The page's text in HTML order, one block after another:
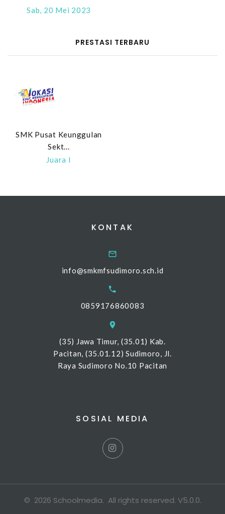
Sab, 20 Mei 2023
PRESTASI TERBARU
SMK Pusat Keunggulan
Sekt...
Juara I
KONTAK
info@smkmfsudimoro.sch.id
0859176860083
(35) Jawa Timur, (35.01) Kab.
Pacitan, (35.01.12) Sudimoro, Jl.
Raya Sudimoro No.10 Pacitan
SOSIAL MEDIA
© 2026 Schoolmedia. All rights reserved. V5.0.0.